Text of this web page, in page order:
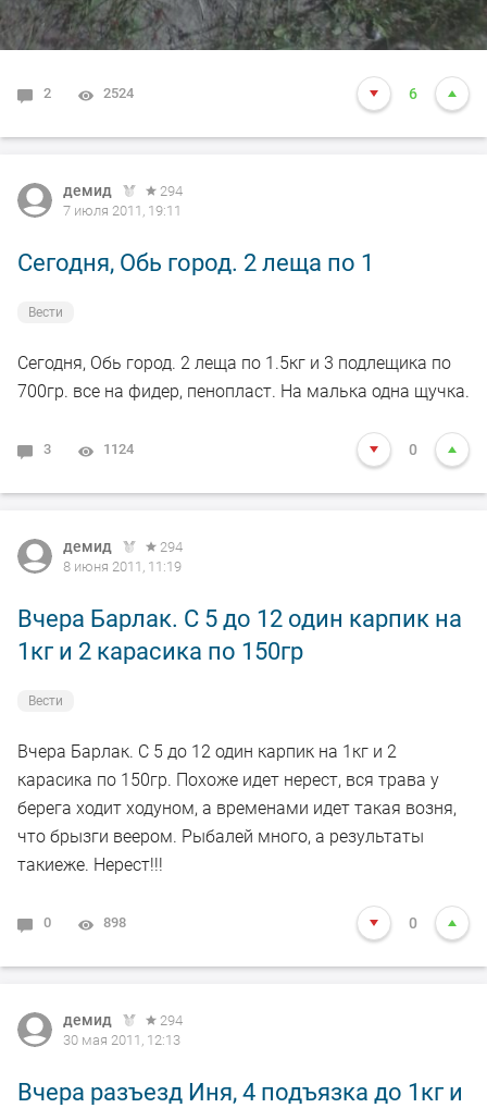
2 2524 6
демид
294
7 июля 2011, 19:11
Сегодня, Обь город. 2 леща по 1
Вести
Сегодня, Обь город. 2 леща по 1.5кг и 3 подлещика по
700гр. все на фидер, пенопласт. На малька одна щучка.
3 1124 0
демид
294
8 июня 2011, 11:19
Вчера Барлак. С 5 до 12 один карпик на
1кг и 2 карасика по 150гр
Вести
Вчера Барлак. С 5 до 12 один карпик на 1кг и 2
карасика по 150гр. Похоже идет нерест, вся трава у
берега ходит ходуном, а временами идет такая возня,
что брызги веером. Рыбалей много, а результаты
такиеже. Нерест!!!
0 898 0
демид
294
30 мая 2011, 12:13
Вчера разъезд Иня, 4 подъязка до 1кг и